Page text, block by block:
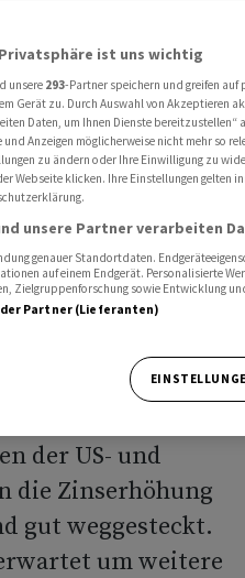
im Fokus
im
am
Händler
der US- und
die Zinserhöhung
gut weggesteckt.
um weitere
ist uns wichtig
unsere 293-Partner speichern und greifen auf
Gerät zu. Durch Auswahl von Akzeptieren
Daten, um Ihnen Dienste
und Anzeigen möglicherweise nicht mehr so
zu ändern oder Ihre Einwilligung zu
Webseite klicken. Ihre Einstellungen gelten
unsere Partner verarbeiten
genauer Standortdaten.
auf einem Endgerät. Personalisierte
Zielgruppenforschung sowie Entwicklung
Partner (Lieferanten)